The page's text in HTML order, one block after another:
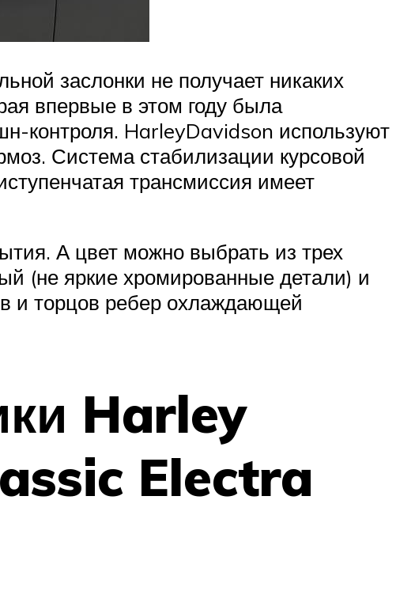
заслонки не получает никаких
впервые в этом году была
контроля. HarleyDavidson используют
Система стабилизации курсовой
трансмиссия имеет
А цвет можно выбрать из трех
(не яркие хромированные детали) и
и торцов ребер охлаждающей
Harley
Electra